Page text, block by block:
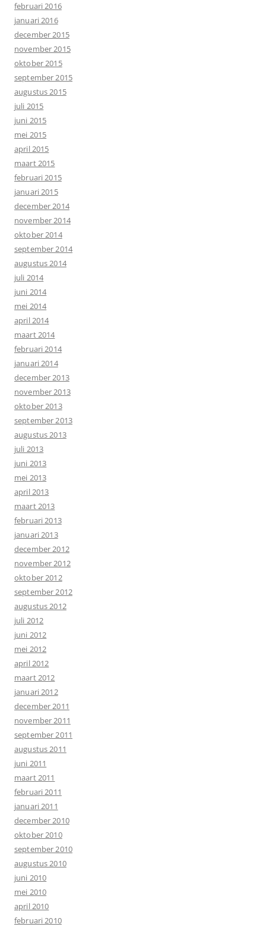
februari 2016
januari 2016
december 2015
november 2015
oktober 2015
september 2015
augustus 2015
juli 2015
juni 2015
mei 2015
april 2015
maart 2015
februari 2015
januari 2015
december 2014
november 2014
oktober 2014
september 2014
augustus 2014
juli 2014
juni 2014
mei 2014
april 2014
maart 2014
februari 2014
januari 2014
december 2013
november 2013
oktober 2013
september 2013
augustus 2013
juli 2013
juni 2013
mei 2013
april 2013
maart 2013
februari 2013
januari 2013
december 2012
november 2012
oktober 2012
september 2012
augustus 2012
juli 2012
juni 2012
mei 2012
april 2012
maart 2012
januari 2012
december 2011
november 2011
september 2011
augustus 2011
juni 2011
maart 2011
februari 2011
januari 2011
december 2010
oktober 2010
september 2010
augustus 2010
juni 2010
mei 2010
april 2010
februari 2010